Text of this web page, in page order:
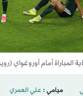
المباراة أمام أوروغواي
ميامي : علي العمري